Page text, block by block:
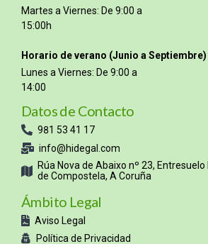
Martes a Viernes: De 9:00 a
15:00h
Horario de verano (Junio a Septiembre)
Lunes a Viernes: De 9:00 a
14:00
Datos de Contacto
981 53 41 17
info@hidegal.com
Rúa Nova de Abaixo nº 23,
de Compostela, A Coruña
Ámbito Legal
Aviso Legal
Política de Privacidad